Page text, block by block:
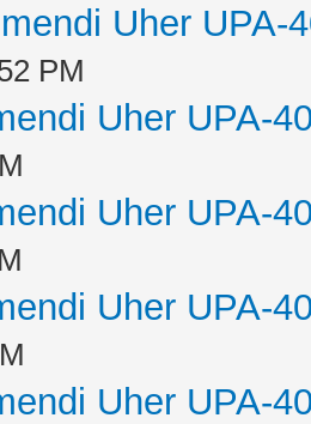
Uher UPA-
PM
Uher UPA-
Uher UPA-
Uher UPA-
Uher UPA-